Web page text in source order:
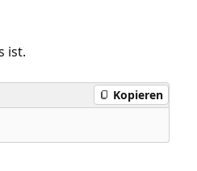
ist.
Kopieren